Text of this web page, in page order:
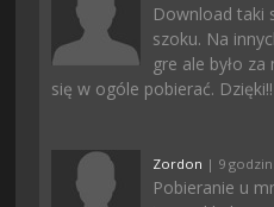
Download taki
szoku. Na
gre ale było za
się w ogóle pobierać. Dzięki!!
Zordon | 9
Pobieranie u